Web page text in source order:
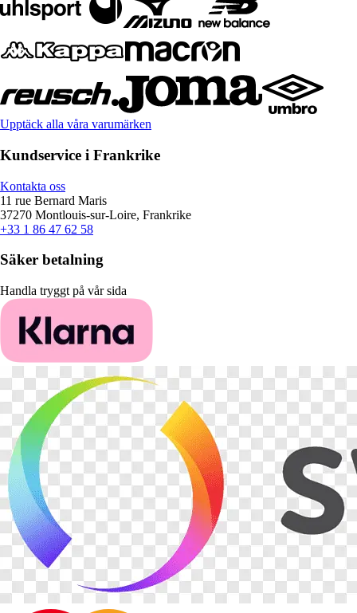
Upptäck alla våra varumärken
Kundservice i Frankrike
Kontakta oss
11 rue Bernard Maris
37270 Montlouis-sur-Loire, Frankrike
+33 1 86 47 62 58
Säker betalning
Handla tryggt på vår sida